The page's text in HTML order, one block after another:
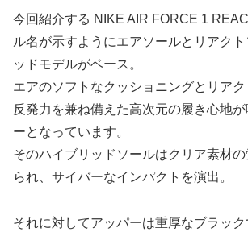
今回紹介する NIKE AIR FORCE 1
ル名が示すようにエアソールとリアク
ッドモデルがベース。
エアのソフトなクッショニングとリア
反発力を兼ね備えた高次元の履き心地
ーとなっています。
そのハイブリッドソールはクリア素材
られ、サイバーなインパクトを演出。
それに対してアッパーは重厚なブラック